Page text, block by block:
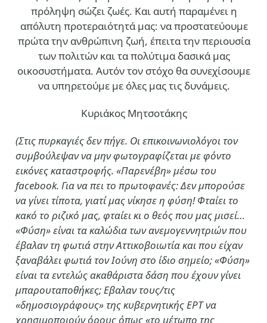
πρόληψη σώζει ζωές. Και αυτή παραμένει η
απόλυτη προτεραιότητά μας: να προστατεύουμε
πρώτα την ανθρώπινη ζωή, έπειτα την περιουσία
των πολιτών και τα πολύτιμα δασικά μας
οικοσυστήματα. Αυτόν τον στόχο θα συνεχίσουμε
να υπηρετούμε με όλες μας τις δυνάμεις.
Κυριάκος Μητσοτάκης
(Στις πυρκαγιές δεν πήγε. Οι επικοινωνιολόγοι τον
συμβούλεψαν να μην φωτογραφίζεται με φόντο
εικόνες καταστροφής. «Παρενέβη» μέσω του
facebook. Για να πει το πρωτοφανές: Δεν μπορούσε
να γίνει τίποτα, γιατί μας νίκησε η φύση! Φταίει το
κακό το ριζικό μας, φταίει κι ο θεός που μας μισεί…
«Φύση» είναι τα καλώδια των ανεμογεννητριών που
έβαλαν τη φωτιά στην Αττικοβοιωτία και που είχαν
ξαναβάλει φωτιά τον Ιούνη στο ίδιο σημείο; «Φύση»
είναι τα εντελώς ακαθάριστα δάση που έχουν γίνει
μπαρουταποθήκες; Εβαλαν τους/τις
«δημοσιογράφους» της κυβερνητικής ΕΡΤ να
χρησιμοποιούν όρους όπως «το μέτωπο της